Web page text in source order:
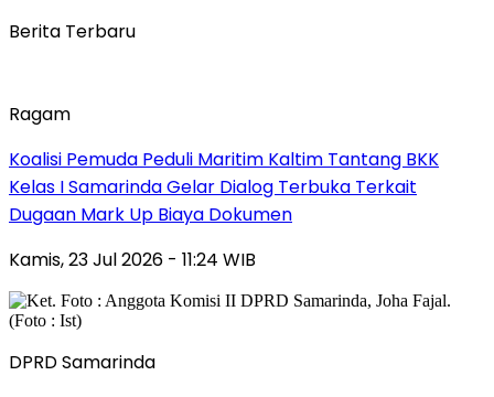
Berita Terbaru
Ragam
Koalisi Pemuda Peduli Maritim Kaltim Tantang BKK
Kelas I Samarinda Gelar Dialog Terbuka Terkait
Dugaan Mark Up Biaya Dokumen
Kamis, 23 Jul 2026 - 11:24 WIB
DPRD Samarinda